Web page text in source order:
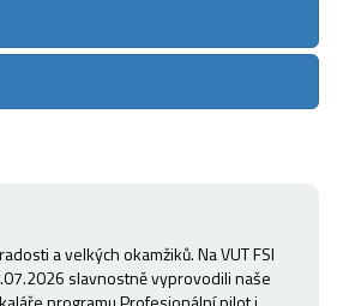
a velkých okamžiků. Na VUT FSI
slavnostně vyprovodili naše